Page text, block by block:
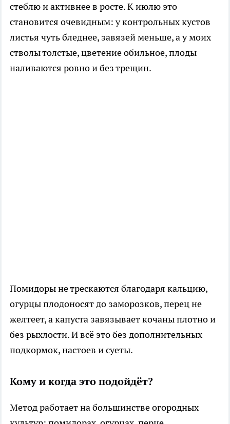
стеблю и активнее в росте. К июлю это
становится очевидным: у контрольных кустов
листья чуть бледнее, завязей меньше, а у моих
стволы толстые, цветение обильное, плоды
наливаются ровно и без трещин.
Помидоры не трескаются благодаря кальцию,
огурцы плодоносят до заморозков, перец не
желтеет, а капуста завязывает кочаны плотно и
без рыхлости. И всё это без дополнительных
подкормок, настоев и суеты.
Кому и когда это подойдёт?
Метод работает на большинстве огородных